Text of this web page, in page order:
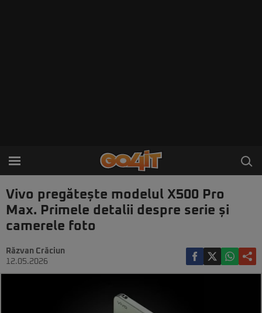
Vivo pregătește modelul X500 Pro
Max. Primele detalii despre serie și
camerele foto
Răzvan Crăciun
12.05.2026